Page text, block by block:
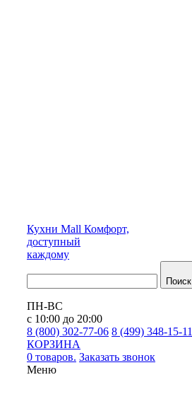
Кухни Mall Комфорт,
доступный
каждому
Поиск
ПН-ВС
с 10:00 до 20:00
8 (800) 302-77-06 8 (499) 348-15-11
КОРЗИНА
0 товаров. Заказать звонок
Меню